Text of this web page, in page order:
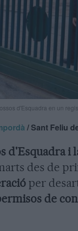
d'Esquadra en un
/ Sant Feliu
d'Esquadra i
des de
per
de